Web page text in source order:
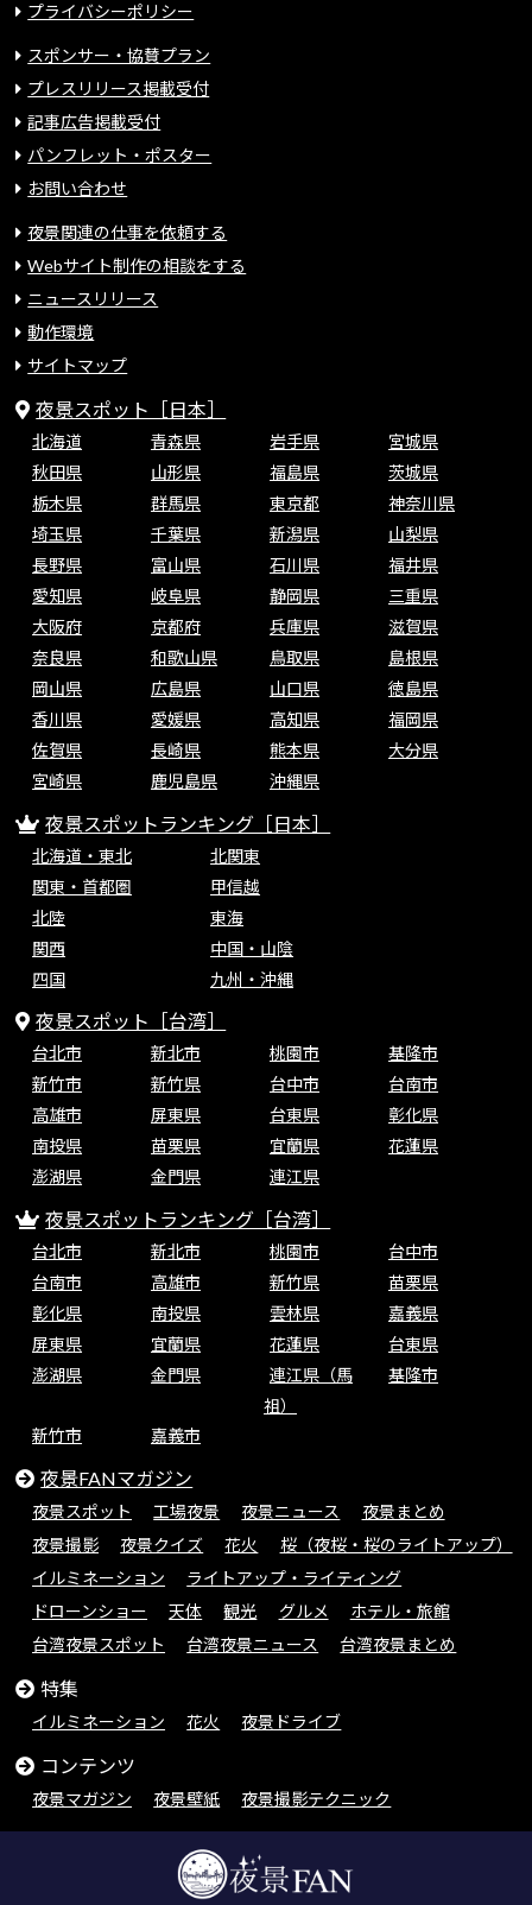
プライバシーポリシー
スポンサー・協賛プラン
プレスリリース掲載受付
記事広告掲載受付
パンフレット・ポスター
お問い合わせ
夜景関連の仕事を依頼する
Webサイト制作の相談をする
ニュースリリース
動作環境
サイトマップ
夜景スポット［日本］
北海道 青森県 岩手県
宮城県
秋田県
山形県 福島県
茨城県
栃木県
群馬県 東京都
神奈川県
埼玉県
千葉県 新潟県
山梨県
長野県
富山県 石川県
福井県
愛知県
岐阜県 静岡県
三重県
大阪府
京都府 兵庫県
滋賀県
奈良県
和歌山県 鳥取県
島根県
岡山県
広島県 山口県
徳島県
香川県
愛媛県 高知県
福岡県
佐賀県
長崎県 熊本県
大分県
宮崎県
鹿児島県 沖縄県
夜景スポットランキング［日本］
北海道・東北
北関東
関東・首都圏
甲信越
北陸
東海
関西
中国・山陰
四国
九州・沖縄
夜景スポット［台湾］
台北市 新北市 桃園市
基隆市
新竹市
新竹県 台中市
台南市
高雄市
屏東県 台東県
彰化県
南投県
苗栗県 宜蘭県
花蓮県
澎湖県
金門県 連江県
夜景スポットランキング［台湾］
台北市 新北市 桃園市
台中市
台南市
高雄市 新竹県
苗栗県
彰化県
南投県 雲林県
嘉義県
屏東県
宜蘭県 花蓮県
台東県
澎湖県
金門県
連江県（馬
祖）
基隆市
新竹市 嘉義市
夜景FANマガジン
夜景スポット 工場夜景 夜景ニュース
夜景まとめ
夜景撮影
夜景クイズ 花火
桜（夜桜・桜のライトアップ）
イルミネーション
ライトアップ・ライティング
ドローンショー
天体 観光 グルメ
ホテル・旅館
台湾夜景スポット
台湾夜景ニュース 台湾夜景まとめ
特集
イルミネーション 花火 夜景ドライブ
コンテンツ
夜景マガジン 夜景壁紙 夜景撮影テクニック